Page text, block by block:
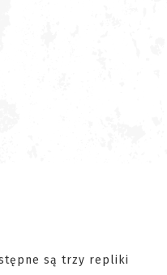
są trzy repliki